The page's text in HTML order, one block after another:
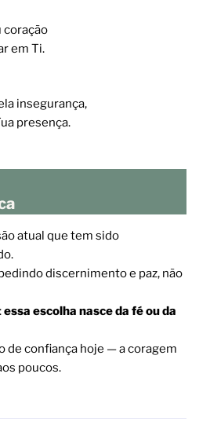
coração
em Ti.
insegurança,
presença.
atual que tem sido
discernimento e paz, não
essa escolha nasce da fé ou da
de confiança hoje — a coragem
poucos.